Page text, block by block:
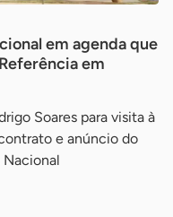
em agenda que
em
Soares para visita à
e anúncio do